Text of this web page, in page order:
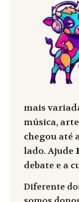
mais
música,
chegou até
lado. Ajude
debate e a
Diferente